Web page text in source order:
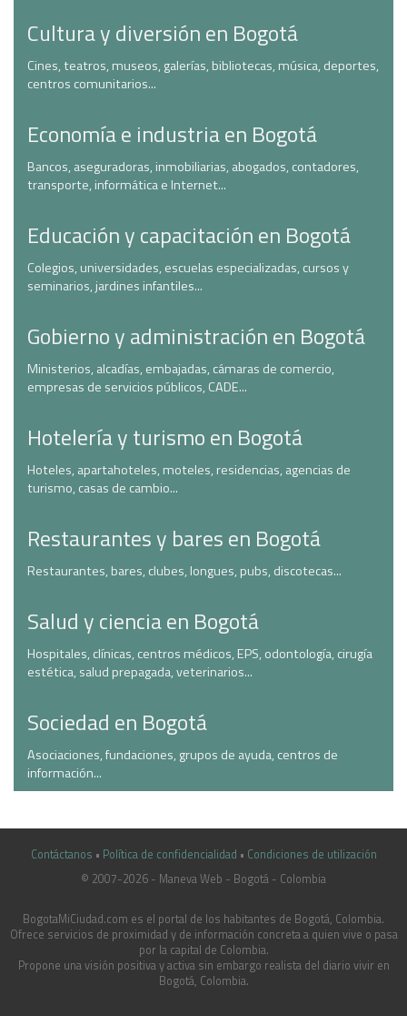
Cultura y diversión en Bogotá
Cines, teatros, museos, galerías, bibliotecas, música, deportes,
centros comunitarios...
Economía e industria en Bogotá
Bancos, aseguradoras, inmobiliarias, abogados, contadores,
transporte, informática e Internet...
Educación y capacitación en Bogotá
Colegios, universidades, escuelas especializadas, cursos y
seminarios, jardines infantiles...
Gobierno y administración en Bogotá
Ministerios, alcadías, embajadas, cámaras de comercio,
empresas de servicios públicos, CADE...
Hotelería y turismo en Bogotá
Hoteles, apartahoteles, moteles, residencias, agencias de
turismo, casas de cambio...
Restaurantes y bares en Bogotá
Restaurantes, bares, clubes, longues, pubs, discotecas...
Salud y ciencia en Bogotá
Hospitales, clínicas, centros médicos, EPS, odontología, cirugía
estética, salud prepagada, veterinarios...
Sociedad en Bogotá
Asociaciones, fundaciones, grupos de ayuda, centros de
información...
Contáctanos • Política de confidencialidad • Condiciones de utilización
© 2007-2026 - Maneva Web - Bogotá - Colombia
casinoluck.ca
BogotaMiCiudad.com es el portal de los habitantes de Bogotá, Colombia.
Ofrece servicios de proximidad y de información concreta a quien vive o pasa
por la capital de Colombia.
Propone una visión positiva y activa sin embargo realista del diario vivir en
Bogotá, Colombia.